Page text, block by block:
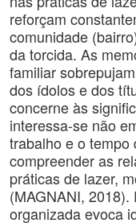
reforçam
comunidade
da torcida. As
familiar
dos ídolos e dos
concerne às
interessa-se não
trabalho e o tempo
compreender as
práticas de lazer,
(MAGNANI,
organizada evoca